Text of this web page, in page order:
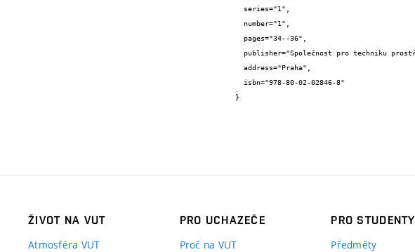
}
ŽIVOT NA VUT
Atmosféra VUT
PRO UCHAZEČE
Proč na VUT
PRO STUDENTY
Předměty